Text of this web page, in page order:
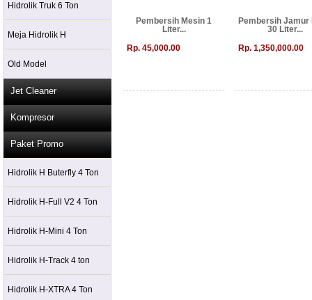
Hidrolik Truk 6 Ton
Meja Hidrolik H
Old Model
Jet Cleaner
Kompresor
Paket Promo
Hidrolik H Buterfly 4 Ton
Hidrolik H-Full V2 4 Ton
Hidrolik H-Mini 4 Ton
Hidrolik H-Track 4 ton
Hidrolik H-XTRA 4 Ton
Pembersih Mesin 1
Liter...
Rp. 45,000.00
Pembersih Jamur
30 Liter...
Rp. 1,350,000.00